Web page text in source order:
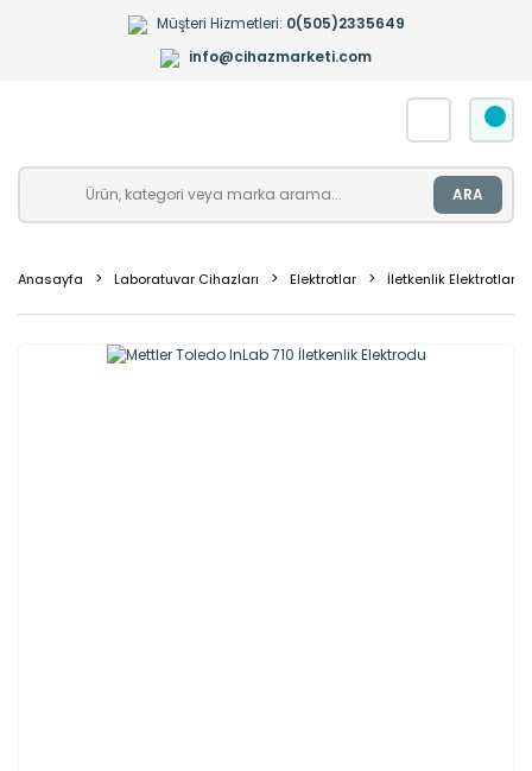
Müşteri Hizmetleri: 0(505)2335649
info@cihazmarketi.com
ARA
Anasayfa Laboratuvar Cihazları Elektrotlar İletkenlik Elektrotları